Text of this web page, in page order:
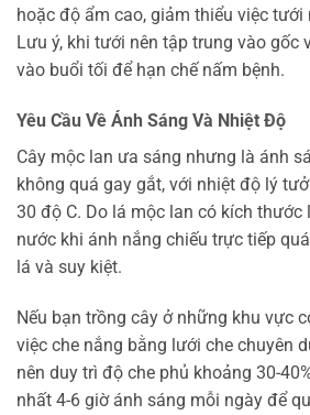
hoặc độ ẩm cao, giảm thiểu việc tưới
Lưu ý, khi tưới nên tập trung vào gốc
vào buổi tối để hạn chế nấm bệnh.
Yêu Cầu Về Ánh Sáng Và Nhiệt Độ
Cây mộc lan ưa sáng nhưng là ánh
không quá gay gắt, với nhiệt độ lý
30 độ C. Do lá mộc lan có kích thước
nước khi ánh nắng chiếu trực tiếp
lá và suy kiệt.
Nếu bạn trồng cây ở những khu vực
việc che nắng bằng lưới che chuyên
nên duy trì độ che phủ khoảng 30-
nhất 4-6 giờ ánh sáng mỗi ngày để